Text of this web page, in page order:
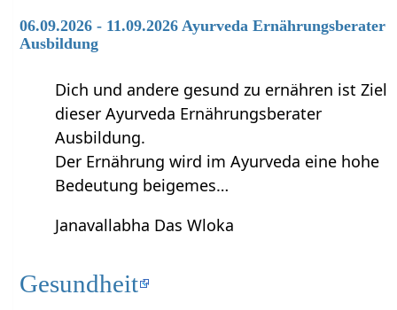
06.09.2026 - 11.09.2026 Ayurveda Ernährungsberater
Ausbildung
Dich und andere gesund zu ernähren ist Ziel
dieser Ayurveda Ernährungsberater
Ausbildung.
Der Ernährung wird im Ayurveda eine hohe
Bedeutung beigemes…
Janavallabha Das Wloka
Gesundheit